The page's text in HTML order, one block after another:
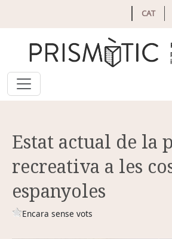
CAT
Estat actual de la
recreativa a les
espanyoles
Encara sense vots